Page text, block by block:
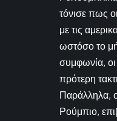
τόνισε πως
με τις
ωστόσο το
συμφωνία,
πρότερη
Παράλληλα,
Ρούμπιο,